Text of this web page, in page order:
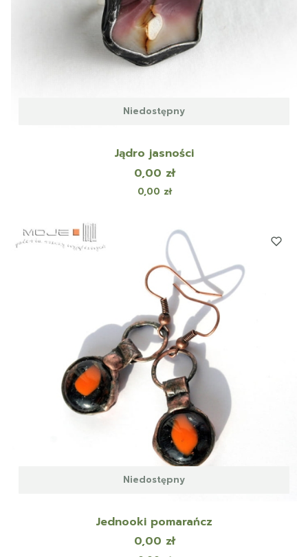
Niedostępny
Jądro jasności
Cena
0,00 zł
Cena
0,00 zł
Niedostępny
Jednooki pomarańcz
Cena
0,00 zł